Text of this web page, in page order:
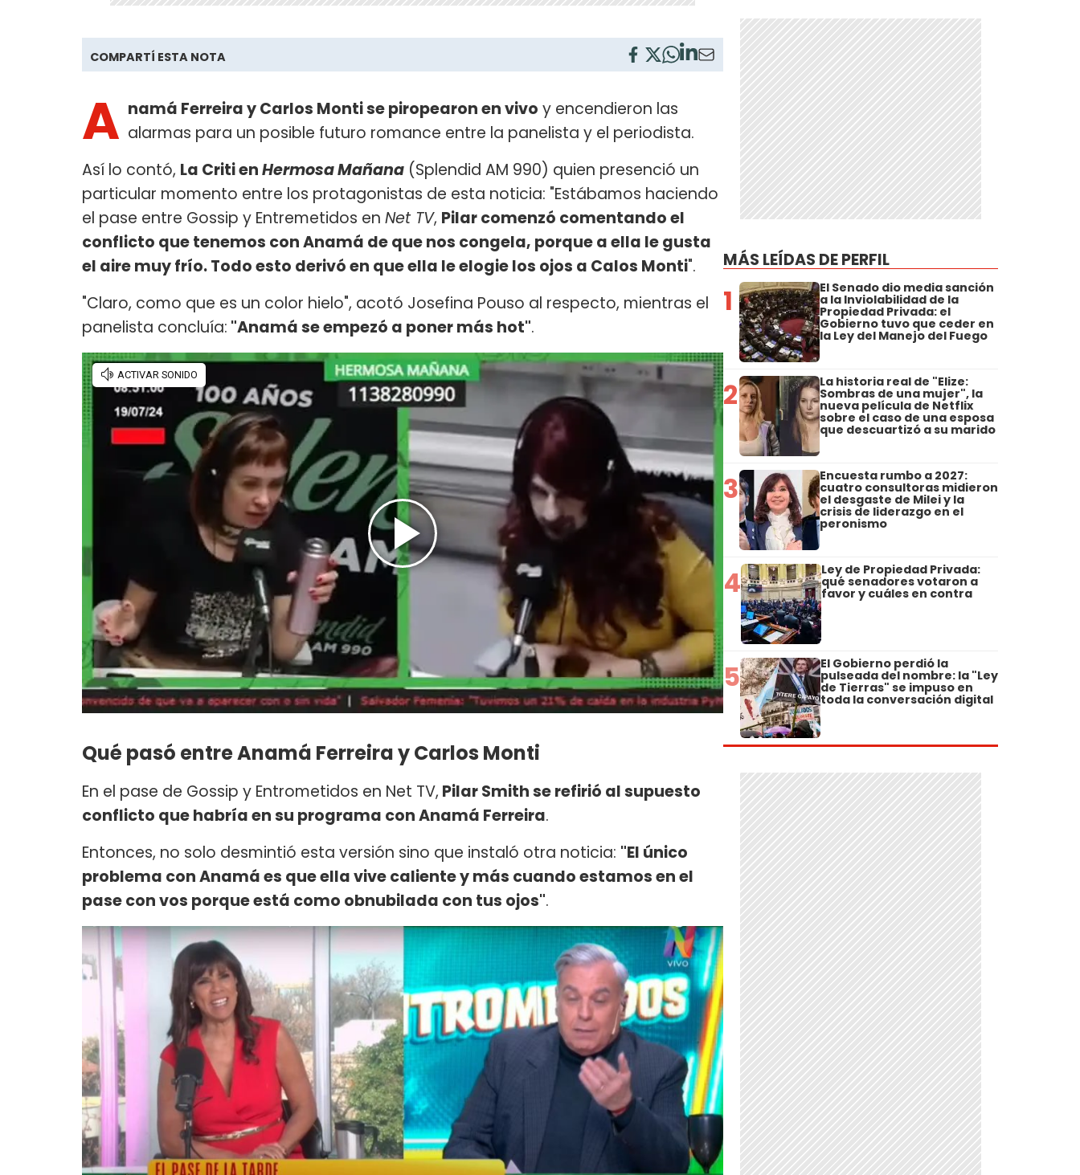
COMPARTÍ ESTA NOTA
A namá Ferreira y Carlos Monti se piropearon en vivo y encendieron las
alarmas para un posible futuro romance entre la panelista y el periodista.
Así lo contó, La Criti enHermosa Mañana (Splendid AM 990) quien presenció un
particular momento entre los protagonistas de esta noticia: "Estábamos haciendo
el pase entre Gossip y Entremetidos en Net TV, Pilar comenzó comentando el
conflicto que tenemos con Anamá de que nos congela, porque a ella le gusta
el aire muy frío. Todo esto derivó en que ella le elogie los ojos a Calos Monti".
"Claro, como que es un color hielo", acotó Josefina Pouso al respecto, mientras el
panelista concluía: "Anamá se empezó a poner más hot".
Qué pasó entre Anamá Ferreira y Carlos Monti
En el pase de Gossip y Entrometidos en Net TV, Pilar Smith se refirió al supuesto
conflicto que habría en su programa con Anamá Ferreira.
Entonces, no solo desmintió esta versión sino que instaló otra noticia: "El único
problema con Anamá es que ella vive caliente y más cuando estamos en el
pase con vos porque está como obnubilada con tus ojos".
MÁS LEÍDAS DE PERFIL
1 El Senado dio media sanción
a la Inviolabilidad de la
Propiedad Privada: el
Gobierno tuvo que ceder en
la Ley del Manejo del Fuego
2 La historia real de "Elize:
Sombras de una mujer", la
nueva película de Netflix
sobre el caso de una esposa
que descuartizó a su marido
3 Encuesta rumbo a 2027:
cuatro consultoras midieron
el desgaste de Milei y la
crisis de liderazgo en el
peronismo
4 Ley de Propiedad Privada:
qué senadores votaron a
favor y cuáles en contra
5 El Gobierno perdió la
pulseada del nombre: la "Ley
de Tierras" se impuso en
toda la conversación digital